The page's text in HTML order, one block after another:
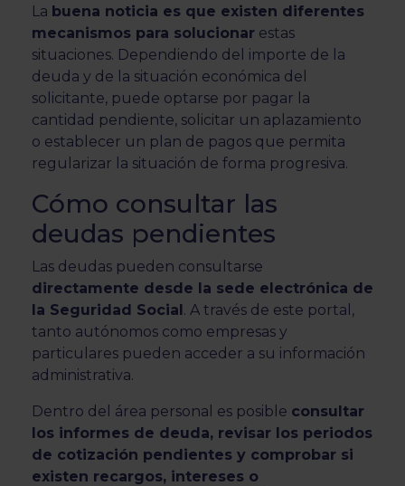
La buena noticia es que existen diferentes
mecanismos para solucionar estas
situaciones. Dependiendo del importe de la
deuda y de la situación económica del
solicitante, puede optarse por pagar la
cantidad pendiente, solicitar un aplazamiento
o establecer un plan de pagos que permita
regularizar la situación de forma progresiva.
Cómo consultar las
deudas pendientes
Las deudas pueden consultarse
directamente desde la sede electrónica de
la Seguridad Social. A través de este portal,
tanto autónomos como empresas y
particulares pueden acceder a su información
administrativa.
Dentro del área personal es posible consultar
los informes de deuda, revisar los periodos
de cotización pendientes y comprobar si
existen recargos, intereses o